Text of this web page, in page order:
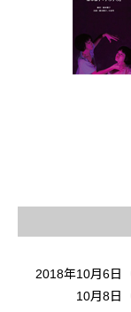
2018年10月6日
10月8日